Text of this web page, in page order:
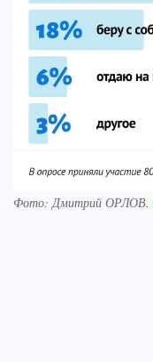
Фото: Дмитрий ОРЛОВ.